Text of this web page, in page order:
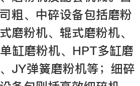
粗、中碎设备包括磨粉
磨粉机、辊式磨粉机、
缸磨粉机、HPT多缸磨
JY弹簧磨粉机等；细碎